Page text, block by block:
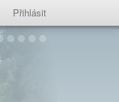
Přihlásit